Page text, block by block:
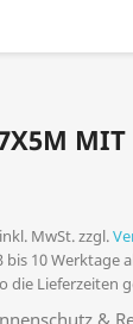
MIT
inkl. MwSt. zzgl.
bis 10
die Lieferzeiten
&